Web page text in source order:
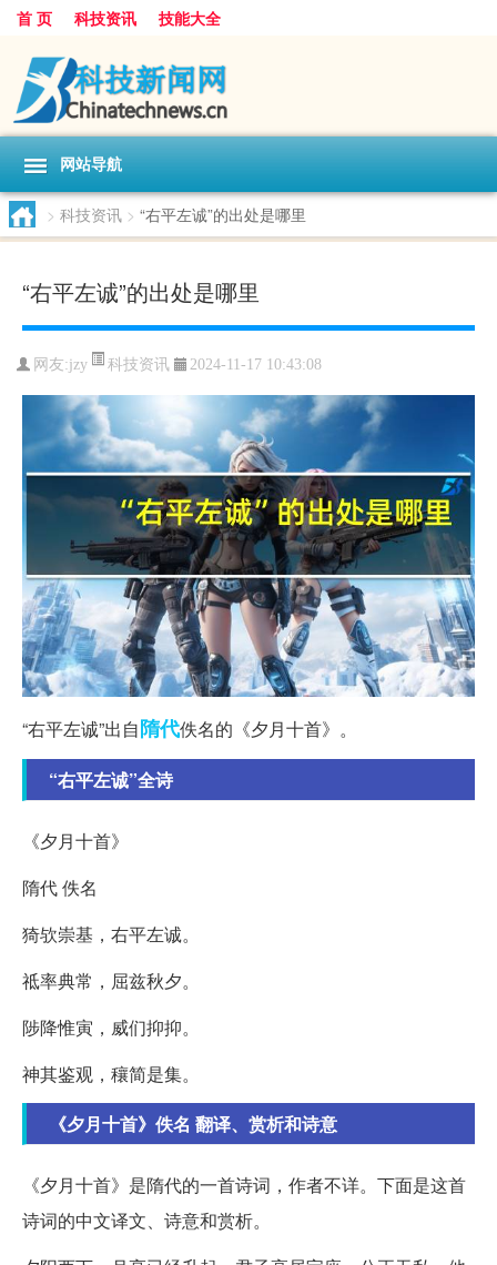
首 页 科技资讯 技能大全
网站导航
> 科技资讯 > “右平左诚”的出处是哪里
“右平左诚”的出处是哪里
网友:jzy 科技资讯 2024-11-17 10:43:08
“右平左诚”出自隋代佚名的《夕月十首》。
“右平左诚”全诗
《夕月十首》
隋代 佚名
猗欤崇基，右平左诚。
祗率典常，屈兹秋夕。
陟降惟寅，威们抑抑。
神其鉴观，穰简是集。
《夕月十首》佚名 翻译、赏析和诗意
《夕月十首》是隋代的一首诗词，作者不详。下面是这首
诗词的中文译文、诗意和赏析。